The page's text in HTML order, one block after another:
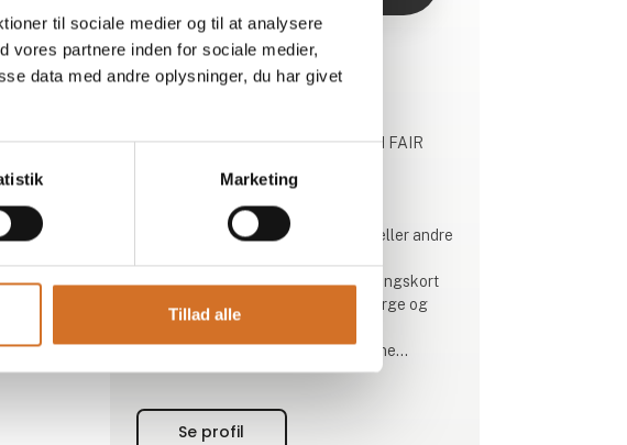
til sociale medier og til at analysere
vores partnere inden for sociale medier,
data med andre oplysninger, du har givet
Marketing
Tillad alle
Produktet er tilføjet af:
FAIR Kortbetaling
Gør som andre af dine kolleger - lad FAIR
betalingsjunglen.
Du får hjælp til at
- forstå aftalen med Nets, Dankort eller andre
- finde og opnå en fair pris for betalingskort
- guide til om du skal tilbyde surcharge og
- hjælp ved Nets nedbrud eller offline
betalinger
Se profil